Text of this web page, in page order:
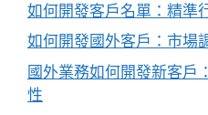
如何開發客戶名單：精準
如何開發國外客戶：市場
國外業務如何開發新客戶
性